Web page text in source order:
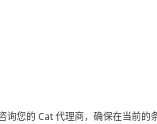
您的 Cat 代理商，确保在当前